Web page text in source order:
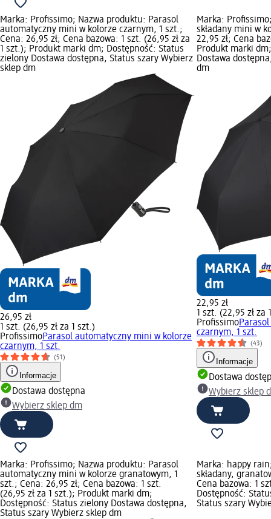
Marka: Profissimo; Nazwa produktu: Parasol
automatyczny mini w kolorze czarnym, 1 szt.;
Cena: 26,95 zł; Cena bazowa: 1 szt. (26,95 zł za
1 szt.); Produkt marki dm; Dostępność: Status
zielony Dostawa dostępna, Status szary Wybierz
sklep dm
26,95 zł
1 szt. (26,95 zł za 1 szt.)
ProfissimoParasol automatyczny mini w kolorze
czarnym, 1 szt.
(51)
Informacje
Dostawa dostępna
Wybierz sklep dm
Marka:
składany mini w
22,95 zł; Cena
Produkt marki
Dostawa
dm
22,95 zł
1 szt. (22,95 zł za
Profissimo
czarnym, 1 szt.
(43)
Informacje
Dostawa
Wybierz sklep
Marka: Profissimo; Nazwa produktu: Parasol
automatyczny mini w kolorze granatowym, 1
szt.; Cena: 26,95 zł; Cena bazowa: 1 szt.
(26,95 zł za 1 szt.); Produkt marki dm;
Dostępność: Status zielony Dostawa dostępna,
Status szary Wybierz sklep dm
Marka: happy
składany,
Cena bazowa: 1
Dostępność:
Status szary